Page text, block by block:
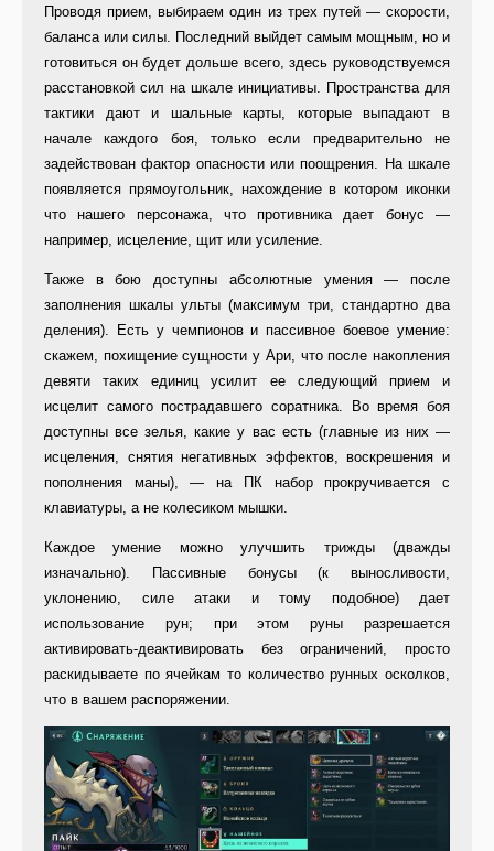
Проводя прием, выбираем один из трех путей — скорости,
баланса или силы. Последний выйдет самым мощным, но и
готовиться он будет дольше всего, здесь руководствуемся
расстановкой сил на шкале инициативы. Пространства для
тактики дают и шальные карты, которые выпадают в
начале каждого боя, только если предварительно не
задействован фактор опасности или поощрения. На шкале
появляется прямоугольник, нахождение в котором иконки
что нашего персонажа, что противника дает бонус —
например, исцеление, щит или усиление.
Также в бою доступны абсолютные умения — после
заполнения шкалы ульты (максимум три, стандартно два
деления). Есть у чемпионов и пассивное боевое умение:
скажем, похищение сущности у Ари, что после накопления
девяти таких единиц усилит ее следующий прием и
исцелит самого пострадавшего соратника. Во время боя
доступны все зелья, какие у вас есть (главные из них —
исцеления, снятия негативных эффектов, воскрешения и
пополнения маны), — на ПК набор прокручивается с
клавиатуры, а не колесиком мышки.
Каждое умение можно улучшить трижды (дважды
изначально). Пассивные бонусы (к выносливости,
уклонению, силе атаки и тому подобное) дает
использование рун; при этом руны разрешается
активировать-деактивировать без ограничений, просто
раскидываете по ячейкам то количество рунных осколков,
что в вашем распоряжении.